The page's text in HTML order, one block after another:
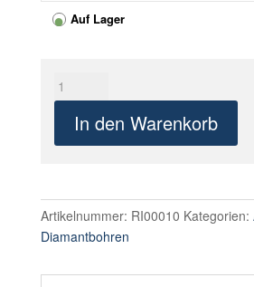
Auf Lager
10
mm
Diamant
Fliesenbohrer.
Menge
In den Warenkorb
Artikelnummer: RI00010 Kategorien:
Diamantbohren